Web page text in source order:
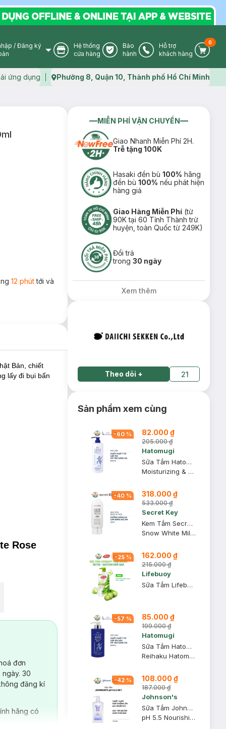
User Icon
/ Đăng ký
Store Icon
Hệ thống
cửa hàng
Warranty Icon
Bảo
hành
Phone Icon
Hỗ trợ
khách hàng
Cart
0
ứng dụng Map icon
Phường 8, Quận 10, Thành phố Hồ Chí Minh
12 phúttới và
Bản, chiết
lấy đi bụi bẩn
Rose
đơn
30
đăng kí
hãng có
MIỄN PHÍ VẬN CHUYỂN
Giao Nhanh Miễn Phí 2H.
Trễ tặng 100K
Hasaki đền bù100% hãng
đền bù100% nếu phát hiện
hàng giả
Giao Hàng Miễn Phí (từ
90K tại 60 Tỉnh Thành trừ
huyện, toàn Quốc từ 249K)
Đổi trả
trong30 ngày
Xem thêm
Theo dõi + 21
Sản phẩm xem cùng
-60 % 82.000 ₫
205.000 ₫
Hatomugi
Sữa Tắm Hatomugi Dưỡng Ẩm Chiết Xuất Ý Dĩ 800ml
Moisturizing & Washing The Body Soap
-40% 318.000 ₫
533.000 ₫
Secret Key
Kem Tắm Secret Key Dưỡng Sáng Da Mặt Và Cơ Thể 200g
Snow White Milky Pack
-25 % 162.000 ₫
215.000 ₫
Lifebuoy
Sữa Tắm Lifebuoy Detox Matcha & Khổ Qua 800g
-57 % 85.000 ₫
199.000 ₫
Hatomugi
Sữa Tắm Hatomugi Cấp Ẩm Sâu, Hỗ Trợ Sáng Da 600ml
Reihaku Hatomugi High Moisturizing Body Soap
-42 % 108.000 ₫
187.000 ₫
Johnson's
Sữa Tắm Johnson's Adult 2 Trong 1 Cấp Ẩm Cho Người Lớn 750ml
pH 5.5 Nourishing Body Wash With Moisturizers